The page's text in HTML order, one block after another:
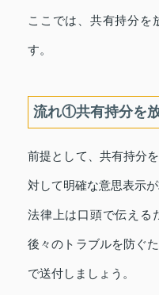
ここでは、共有持分を
す。
流れ①共有持分を
前提として、共有持分
対して明確な意思表示が
法律上は口頭で伝える
後々のトラブルを防ぐ
で送付しましょう。